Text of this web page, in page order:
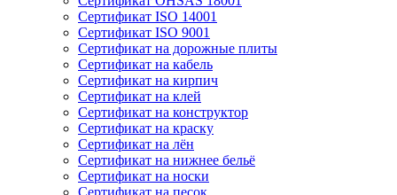
Сертификат ISO 14001
Сертификат ISO 9001
Сертификат на дорожные плиты
Сертификат на кабель
Сертификат на кирпич
Сертификат на клей
Сертификат на конструктор
Сертификат на краску
Сертификат на лён
Сертификат на нижнее бельё
Сертификат на носки
Сертификат на песок